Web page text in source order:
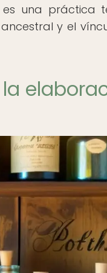
una práctica
y el